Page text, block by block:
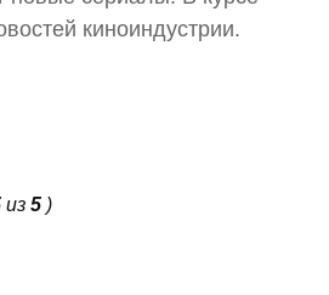
киноиндустрии.
из 5 )